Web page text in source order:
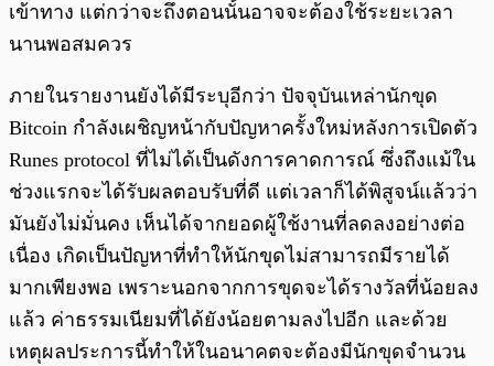
เข้าทาง แต่กว่าจะถึงตอนนั้นอาจจะต้องใช้ระยะเวลา
นานพอสมควร
ภายในรายงานยังได้มีระบุอีกว่า ปัจจุบันเหล่านักขุด
Bitcoin กำลังเผชิญหน้ากับปัญหาครั้งใหม่หลังการเปิดตัว
Runes protocol ที่ไม่ได้เป็นดังการคาดการณ์ ซึ่งถึงแม้ใน
ช่วงแรกจะได้รับผลตอบรับที่ดี แต่เวลาก็ได้พิสูจน์แล้วว่า
มันยังไม่มั่นคง เห็นได้จากยอดผู้ใช้งานที่ลดลงอย่างต่อ
เนื่อง เกิดเป็นปัญหาที่ทำให้นักขุดไม่สามารถมีรายได้
มากเพียงพอ เพราะนอกจากการขุดจะได้รางวัลที่น้อยลง
แล้ว ค่าธรรมเนียมที่ได้ยังน้อยตามลงไปอีก และด้วย
เหตุผลประการนี้ทำให้ในอนาคตจะต้องมีนักขุดจำนวน